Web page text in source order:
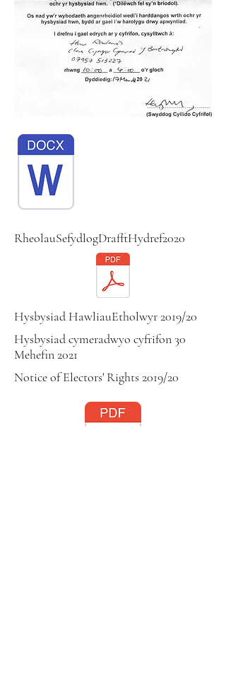
RheolauSefydlogDrafftHydref2020
Hysbysiad HawliauEtholwyr 2019/20
Hysbysiad cymeradwyo cyfrifon 30
Mehefin 2021
Notice of Electors' Rights 2019/20